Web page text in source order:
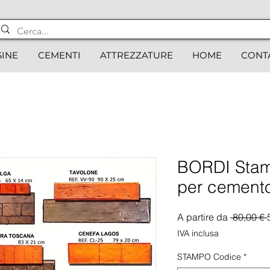
CEMENTI ATTREZZATURE HOME
BORDI
per
A partire da 80,00 €
IVA inclusa
STAMPO Codice *